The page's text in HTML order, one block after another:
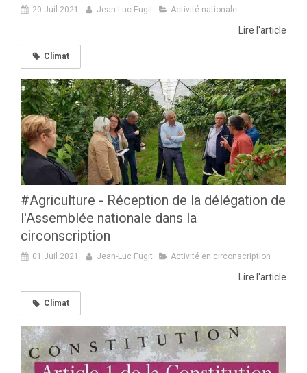
20 Juil 2021 Jean-Luc Fugit Activité nationale
Lire l'article
Climat
#Agriculture - Réception de la délégation de
l'Assemblée nationale dans la
circonscription
01 Juil 2021 Jean-Luc Fugit Activité en circonscription
Lire l'article
Climat